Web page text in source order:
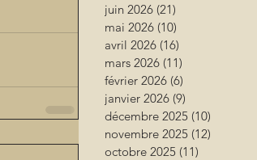
juin 2026 (21)
mai 2026 (10)
avril 2026 (16)
mars 2026 (11)
février 2026 (6)
janvier 2026 (9)
décembre 2025 (10)
novembre 2025 (12)
octobre 2025 (11)